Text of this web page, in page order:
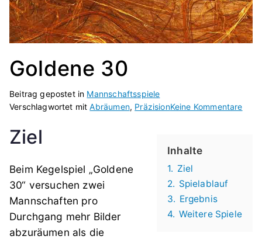
Goldene 30
Beitrag gepostet in Mannschaftsspiele
Verschlagwortet mitAbräumen, PräzisionKeine Kommentarezu
Inhalte
1. Ziel
2. Spielablauf
3. Ergebnis
4. Weitere Spiele
Ziel
Beim Kegelspiel „Goldene
30“ versuchen zwei
Mannschaften pro
Durchgang mehr Bilder
abzuräumen als die